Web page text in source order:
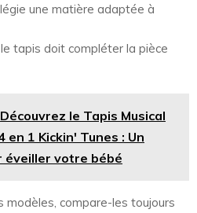
une matière adaptée à
tapis doit compléter la pièce
Découvrez le Tapis Musical
en 1 Kickin' Tunes : Un
éveiller votre bébé
modèles, compare-les toujours